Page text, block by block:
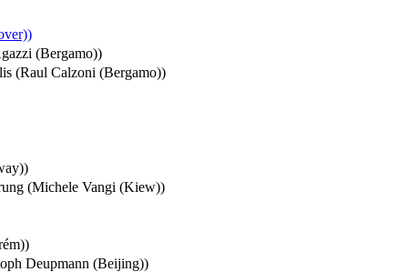
(Bergamo))
(Raul Calzoni (Bergamo))
(Michele Vangi (Kiew))
Deupmann (Beijing))